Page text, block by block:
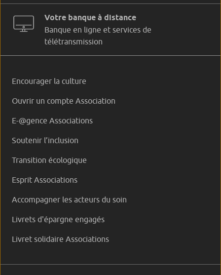
Votre banque à distance
Banque en ligne et services de
télétransmission
Encourager la culture
Ouvrir un compte Association
E-@gence Associations
Soutenir l’inclusion
Transition écologique
Esprit Associations
Accompagner les acteurs du soin
Livrets d'épargne engagés
Livret solidaire Associations